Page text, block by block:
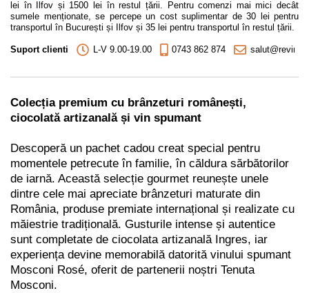
lei în Ilfov și 1500 lei în restul țării. Pentru comenzi mai mici decât
sumele menționate, se percepe un cost suplimentar de 30 lei pentru
transportul în București și Ilfov și 35 lei pentru transportul în restul țării.
Suport clienti L-V 9.00-19.00 0743 862 874
Colecția premium cu brânzeturi românești,
ciocolată artizanală și vin spumant
Descoperă un pachet cadou creat special pentru
momentele petrecute în familie, în căldura sărbătorilor
de iarnă. Această selecție gourmet reunește unele
dintre cele mai apreciate brânzeturi maturate din
România, produse premiate internațional și realizate cu
măiestrie tradițională. Gusturile intense și autentice
sunt completate de ciocolata artizanală Ingres, iar
experiența devine memorabilă datorită vinului spumant
Mosconi Rosé, oferit de partenerii noștri Tenuta
Mosconi.